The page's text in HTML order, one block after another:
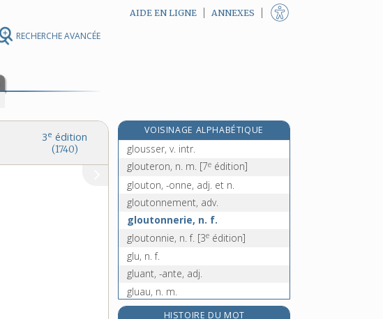
RECHERCHE AVANCÉE
AIDE EN LIGNE ANNEXES
3e édition
(1740)
VOISINAGE ALPHABÉTIQUE
gloussement, n. m.
glousser, v. intr.
glouteron, n. m. [7e édition]
glouton, -onne, adj. et n.
gloutonnement, adv.
gloutonnerie, n. f.
gloutonnie, n. f. [3e édition]
glu, n. f.
gluant, -ante, adj.
gluau, n. m.
gluc(o)-, préf.HISTOIRE DU MOT